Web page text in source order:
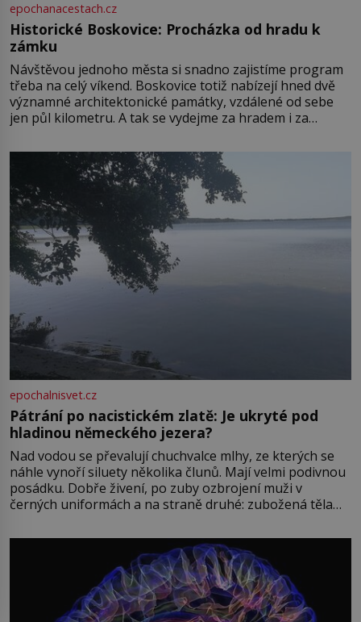
epochanacestach.cz
Historické Boskovice: Procházka od hradu k
zámku
Návštěvou jednoho města si snadno zajistíme program
třeba na celý víkend. Boskovice totiž nabízejí hned dvě
významné architektonické památky, vzdálené od sebe
jen půl kilometru. A tak se vydejme za hradem i za
Boskovice na okraji Drahanské vrchoviny vznikla někdy
ve13. století, a už v roce 1313 kronikáři zaznamenali
epochalnisvet.cz
Pátrání po nacistickém zlatě: Je ukryté pod
hladinou německého jezera?
Nad vodou se převalují chuchvalce mlhy, ze kterých se
náhle vynoří siluety několika člunů. Mají velmi podivnou
posádku. Dobře živení, po zuby ozbrojení muži v
černých uniformách a na straně druhé: zubožená těla
přízračná scéna znamená? Je jaro roku 1945, druhá
světová válka se chýlí ke konci. Jezero Stolpsee